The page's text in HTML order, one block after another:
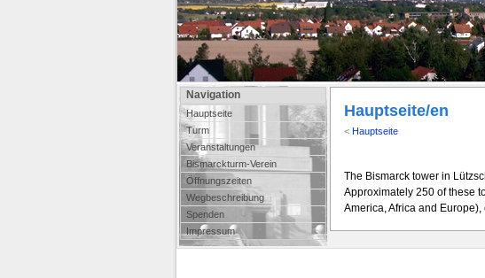
Navigation
Hauptseite
Turm
Veranstaltungen
Bismarckturm-Verein
Öffnungszeiten
Wegbeschreibung
Spenden
Impressum
Hauptseite/en
< Hauptseite
The Bismarck tower in
Approximately 250 of these
America, Africa and